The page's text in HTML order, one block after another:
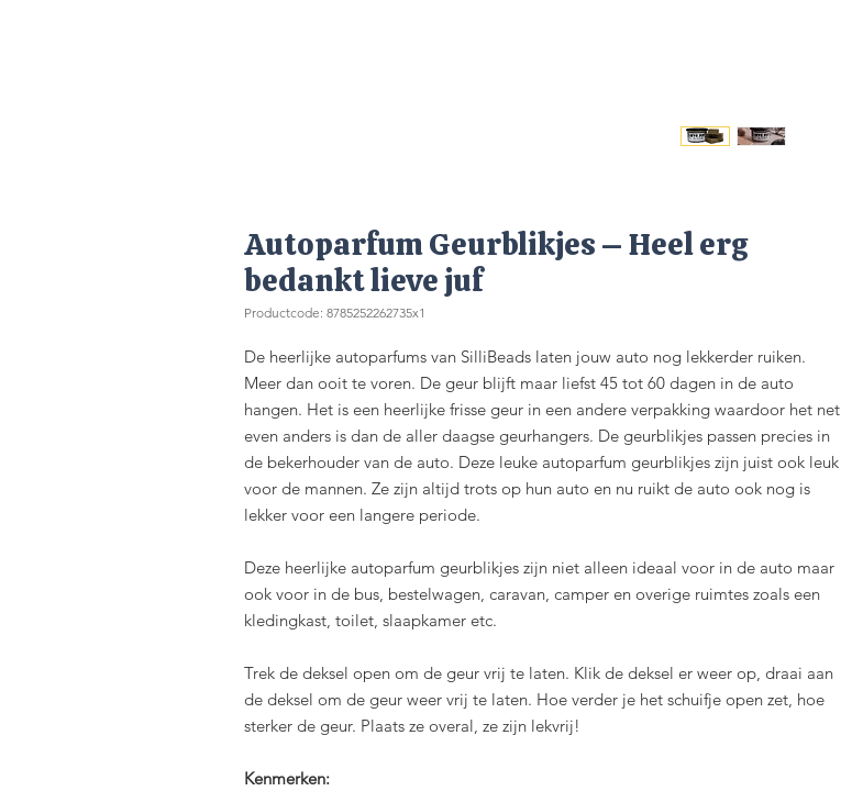
Autoparfum Geurblikjes – Heel erg
bedankt lieve juf
Productcode: 8785252262735x1
De heerlijke autoparfums van SilliBeads laten jouw auto nog lekkerder ruiken.
Meer dan ooit te voren. De geur blijft maar liefst 45 tot 60 dagen in de auto
hangen. Het is een heerlijke frisse geur in een andere verpakking waardoor het net
even anders is dan de aller daagse geurhangers. De geurblikjes passen precies in
de bekerhouder van de auto. Deze leuke autoparfum geurblikjes zijn juist ook leuk
voor de mannen. Ze zijn altijd trots op hun auto en nu ruikt de auto ook nog is
lekker voor een langere periode.
Deze heerlijke autoparfum geurblikjes zijn niet alleen ideaal voor in de auto maar
ook voor in de bus, bestelwagen, caravan, camper en overige ruimtes zoals een
kledingkast, toilet, slaapkamer etc.
Trek de deksel open om de geur vrij te laten. Klik de deksel er weer op, draai aan
de deksel om de geur weer vrij te laten. Hoe verder je het schuifje open zet, hoe
sterker de geur. Plaats ze overal, ze zijn lekvrij!
Kenmerken: